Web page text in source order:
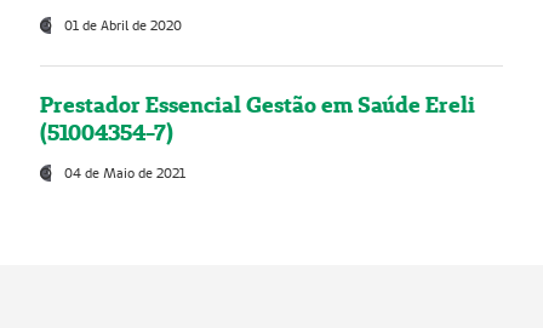
01 de Abril de 2020
Prestador Essencial Gestão em Saúde Ereli
(51004354-7)
04 de Maio de 2021